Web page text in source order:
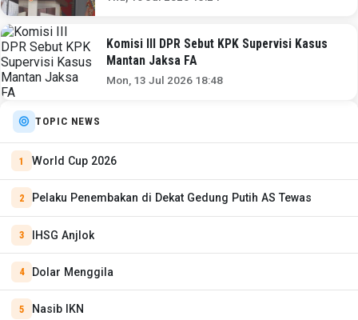
Komisi III DPR Sebut KPK Supervisi Kasus
Mantan Jaksa FA
Mon, 13 Jul 2026 18:48
TOPIC NEWS
World Cup 2026
Pelaku Penembakan di Dekat Gedung Putih AS Tewas
IHSG Anjlok
Dolar Menggila
Nasib IKN